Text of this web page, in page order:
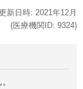
新日時: 2021年12月
(医療機関ID: 9324)